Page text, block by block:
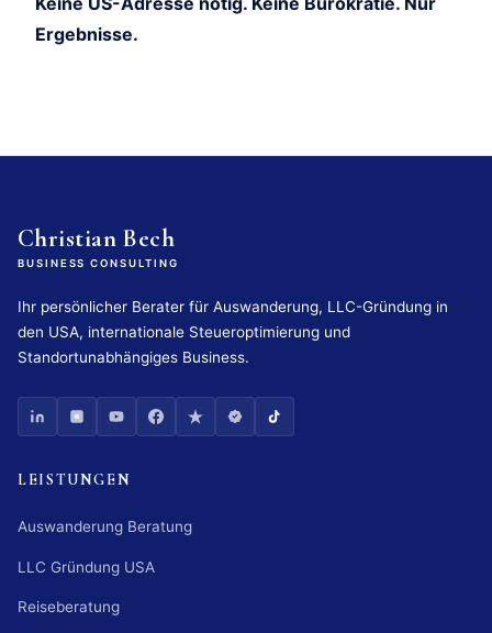
Ergebnisse.
Christian Bech
BUSINESS CONSULTING
Ihr persönlicher Berater für Auswanderung, LLC-Gründung in
den USA, internationale Steueroptimierung und
Standortunabhängiges Business.
LEISTUNGEN
Auswanderung Beratung
LLC Gründung USA
Reiseberatung